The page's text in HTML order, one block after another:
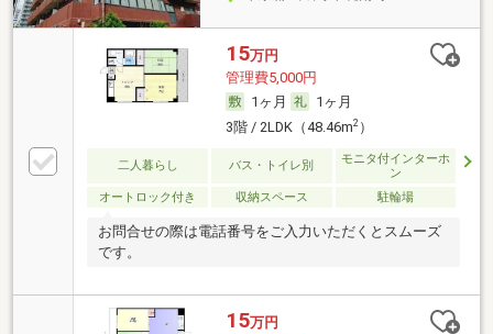
15万円
管理費5,000円
1ヶ月
1ヶ月
3階 / 2LDK（48.46m2）
二人暮らし バス・トイレ別
モニタ付インターホ
ン
オートロック付き
収納スペース 駐輪場
お問合せの際は電話番号をご入力いただくとスムーズ
です。
15万円